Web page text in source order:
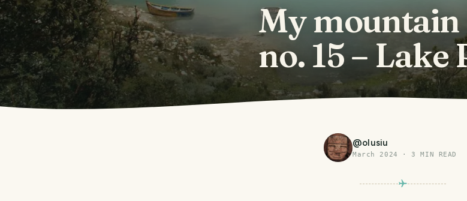
My mountain
no. 15 – Lake
@olusiu
March 2024 ·3 MIN READ